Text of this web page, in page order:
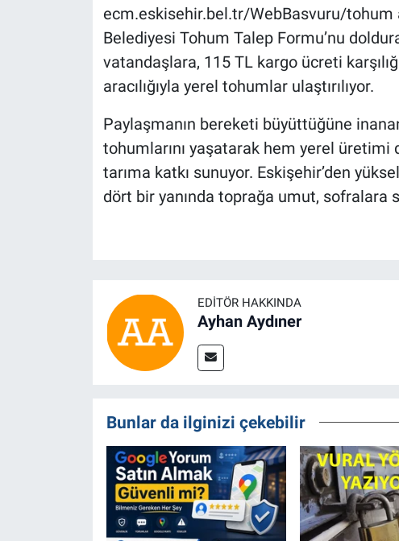
ecm.eskisehir.bel.tr/WebBasvuru/tohum
Belediyesi Tohum Talep Formu’nu
vatandaşlara, 115 TL kargo ücreti
aracılığıyla yerel tohumlar ulaştırılıyor.
Paylaşmanın bereketi büyüttüğüne
tohumlarını yaşatarak hem yerel
tarıma katkı sunuyor. Eskişehir’den
dört bir yanında toprağa umut, sofralara
EDITÖR HAKKINDA
Ayhan Aydıner
Bunlar da ilginizi çekebilir